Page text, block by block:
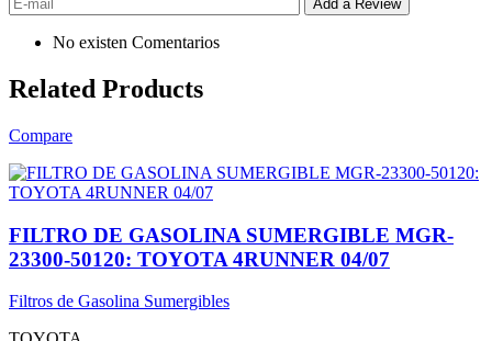
No existen Comentarios
Related Products
Compare
FILTRO DE GASOLINA SUMERGIBLE MGR-
23300-50120: TOYOTA 4RUNNER 04/07
Filtros de Gasolina Sumergibles